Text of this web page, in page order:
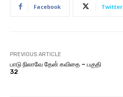
Facebook Twitter
PREVIOUS ARTICLE
பாடு நிலாவே தேன் கவிதை – பகுதி
32